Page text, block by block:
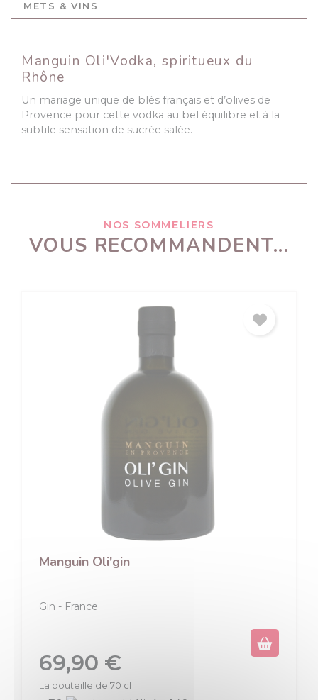
METS & VINS
Manguin Oli'Vodka, spiritueux du
Rhône
Un mariage unique de blés français et d’olives de
Provence pour cette vodka au bel équilibre et à la
subtile sensation de sucrée salée.
NOS SOMMELIERS
VOUS RECOMMANDENT...
Manguin Oli'gin
Gin France
Prix
69,90 €
La bouteille de 70 cl